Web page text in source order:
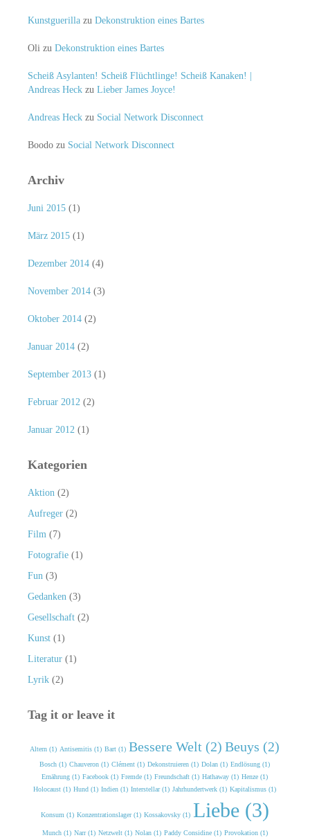
Kunstguerillazu Dekonstruktion eines Bartes
Oli zu Dekonstruktion eines Bartes
Scheiß Asylanten! Scheiß Flüchtlinge! Scheiß Kanaken! |
Andreas Heckzu Lieber James Joyce!
Andreas Heckzu Social Network Disconnect
Boodozu Social Network Disconnect
Archiv
Juni 2015(1)
März 2015(1)
Dezember 2014(4)
November 2014(3)
Oktober 2014(2)
Januar 2014(2)
September 2013(1)
Februar 2012 (2)
Januar 2012 (1)
Kategorien
Aktion (2)
Aufreger(2)
Film (7)
Fotografie(1)
Fun (3)
Gedanken (3)
Gesellschaft(2)
Kunst(1)
Literatur(1)
Lyrik(2)
Tag it or leave it
Altern (1) Antisemitis (1) Bart (1) Bessere Welt (2) Beuys (2)
Bosch (1) Chauveron (1) Clément (1) Dekonstruieren (1) Dolan (1) Endlösung (1)
Ernährung (1) Facebook (1) Fremde (1) Freundschaft (1) Hathaway (1) Henze (1)
Holocaust (1) Hund (1) Indien (1) Interstellar (1) Jahrhundertwerk (1) Kapitalismus (1)
Konsum (1) Konzentrationslager (1) Kossakovsky (1) Liebe (3)
Munch (1) Narr (1) Netzwelt (1) Nolan (1) Paddy Considine (1) Provokation (1)